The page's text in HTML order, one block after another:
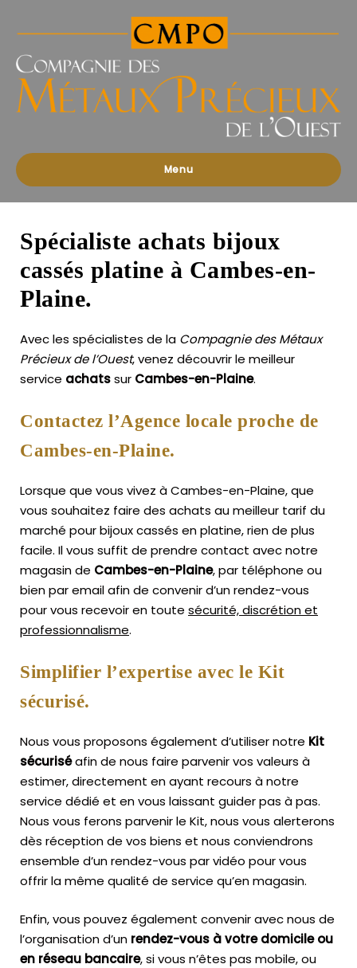
des
Précieux
l'Ouest
Menu
Spécialiste achats bijoux
cassés platine à Cambes-en-
Plaine.
Avec les spécialistes de la Compagnie des Métaux
Précieux de l’Ouest, venez découvrir le meilleur
service achatssur Cambes-en-Plaine.
Contactez l’Agence locale proche de
Cambes-en-Plaine.
Lorsque que vous vivez à Cambes-en-Plaine, que
vous souhaitez faire des achats au meilleur tarif du
marché pour bijoux cassés en platine, rien de plus
facile. Il vous suffit de prendre contact avec notre
magasin de Cambes-en-Plaine, par téléphone ou
bien par email afin de convenir d’un rendez-vous
pour vous recevoir en toute sécurité, discrétion et
professionnalisme.
Simplifier l’expertise avec le Kit
sécurisé.
Nous vous proposons également d’utiliser notre Kit
sécuriséafin de nous faire parvenir vos valeurs à
estimer, directement en ayant recours à notre
service dédié et en vous laissant guider pas à pas.
Nous vous ferons parvenir le Kit, nous vous alerterons
dès réception de vos biens et nous conviendrons
ensemble d’un rendez-vous par vidéo pour vous
offrir la même qualité de service qu’en magasin.
Enfin, vous pouvez également convenir avec nous de
l’organisation d’un rendez-vous à votre domicile ou
en réseau bancaire, si vous n’êtes pas mobile, ou